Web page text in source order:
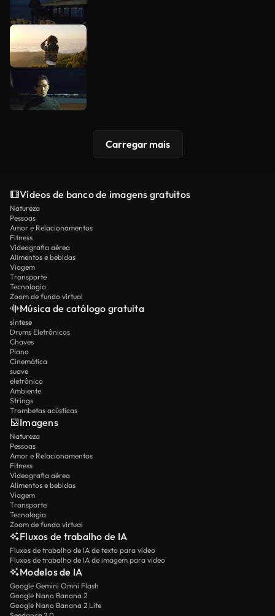
Carregar mais
Vídeos de banco de imagens gratuitos
Natureza
Pessoas
Amor e Relacionamentos
Fitness
Videografia aérea
Alimentos e bebidas
Viagem
Transporte
Tecnologia
Zoom de fundo virtual
Música de catálogo gratuita
síntese
Drums Eletrônicos
Chaves
Piano
Cinemática
suave
eletrônico
Ambiente
Strings
Trombetas acústicas
Imagens
Natureza
Pessoas
Amor e Relacionamentos
Fitness
Videografia aérea
Alimentos e bebidas
Viagem
Transporte
Tecnologia
Zoom de fundo virtual
Fluxos de trabalho de IA
Fluxos de trabalho de IA de texto para vídeo
Fluxos de trabalho de IA de imagem para vídeo
Modelos de IA
Google Gemini Omni Flash
Google Nano Banana 2
Google Nano Banana 2 Lite